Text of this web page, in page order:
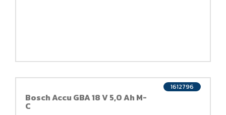
Bosch Accu GBA 18 V 5,0 Ah M-
C
1612796